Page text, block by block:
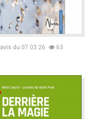
avis du 07.03.26 63